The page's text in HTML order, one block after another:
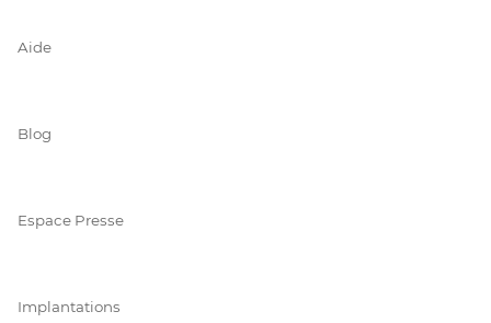
Aide
Blog
Espace Presse
Implantations